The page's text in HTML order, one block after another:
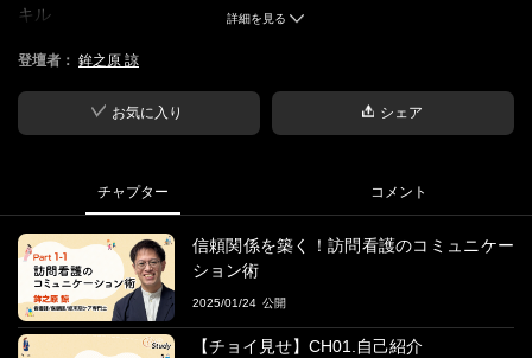
キル
■概要
傾聴、共感、承認、質問などのスキルを解説し、必要に応じてロ
ールプレイなどを通して実践的な練習を行う
利用者との信頼関係を築くための基本的なコミュニケーションス
キルを習得する
■登壇者
鉾之原 諒氏
みんなのかかりつけ訪問看護ステーション緑 事業所長
詳細を見る
登壇者： 鉾之原 諒
お気に入り シェア
チャプター コメント
信頼関係を築く！訪問看護のコミュニケー
ション術
2025/01/24
【チョイ見せ】CH01.自己紹介